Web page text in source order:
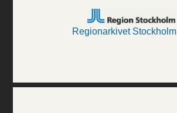
Regionarkivet Stockholm